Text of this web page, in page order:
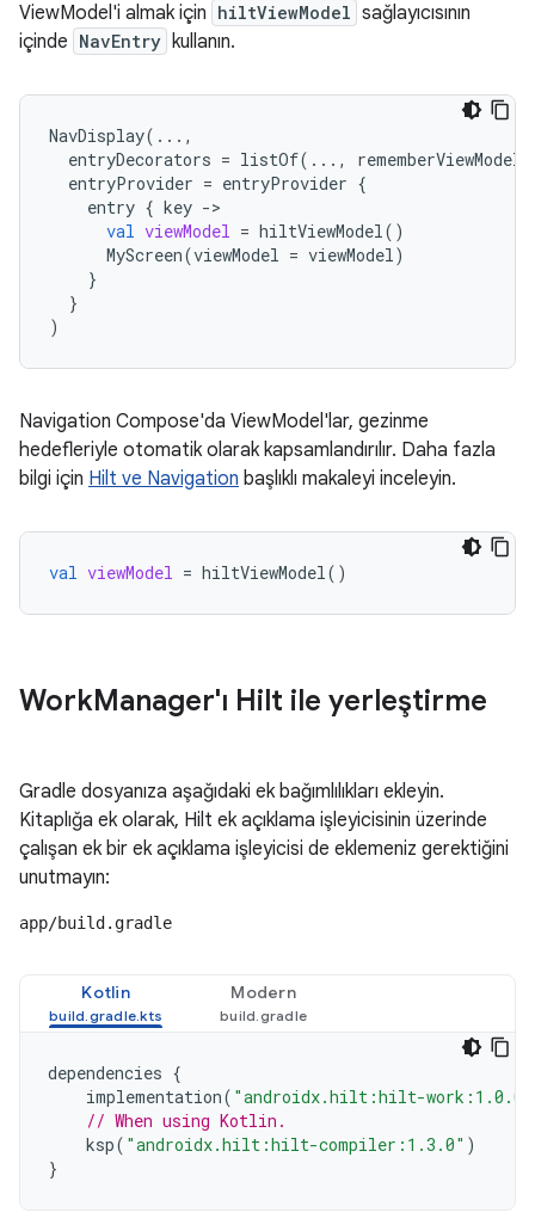
ViewModel'i almak için hiltViewModel sağlayıcısının
içinde NavEntry kullanın.
NavDisplay(...,
entryDecorators = listOf(...,
entryProvider = entryProvider {
entry { key ->
val viewModel = hiltViewModel()
MyScreen(viewModel = viewModel)
}
}
)
Navigation Compose'da ViewModel'lar, gezinme
hedefleriyle otomatik olarak kapsamlandırılır. Daha fazla
bilgi için Hilt ve Navigation başlıklı makaleyi inceleyin.
val viewModel = hiltViewModel()
WorkManager'ı Hilt ile yerleştirme
Gradle dosyanıza aşağıdaki ek bağımlılıkları ekleyin.
Kitaplığa ek olarak, Hilt ek açıklama işleyicisinin üzerinde
çalışan ek bir ek açıklama işleyicisi de eklemeniz gerektiğini
unutmayın:
app/build.gradle
Kotlin Modern
dependencies {
implementation( "androidx.hilt:hilt-work:1.0.0"
// When using Kotlin.
ksp( "androidx.hilt:hilt-compiler:1.3.0" )
}